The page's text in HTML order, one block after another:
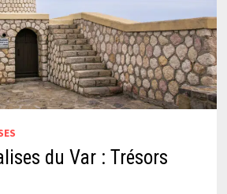
du Var : Trésors